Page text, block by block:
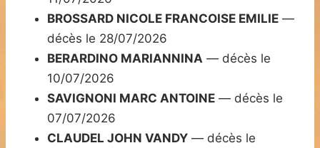
BROSSARD NICOLE FRANCOISE EMILIE —
décès le 28/07/2026
BERARDINO MARIANNINA — décès le
10/07/2026
SAVIGNONI MARC ANTOINE — décès le
07/07/2026
CLAUDEL JOHN VANDY — décès le